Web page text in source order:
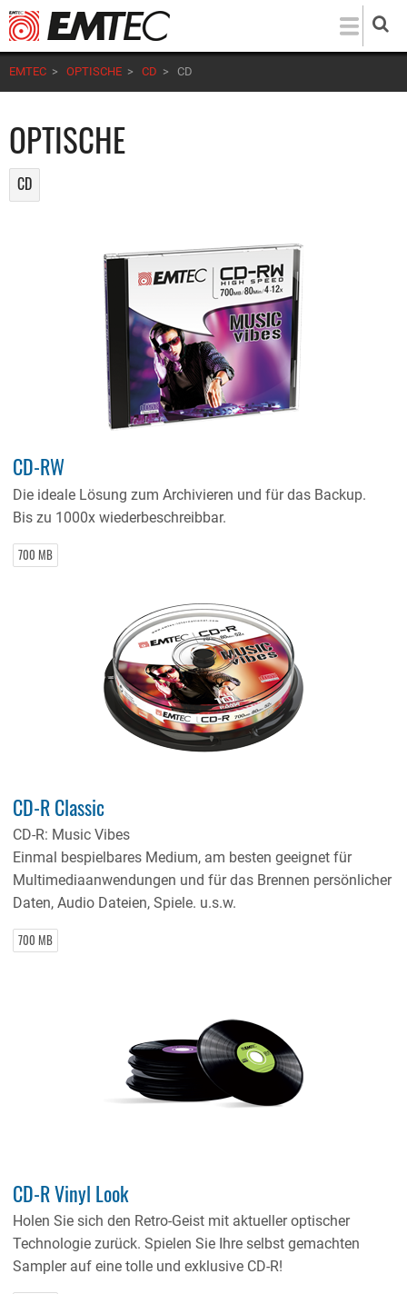
Direkt
zum
Inhalt
EMTEC > OPTISCHE > CD > CD
OPTISCHE
CD
CD-RW
Die ideale Lösung zum Archivieren und für das Backup.
Bis zu 1000x wiederbeschreibbar.
700 MB
CD-R Classic
CD-R: Music Vibes
Einmal bespielbares Medium, am besten geeignet für
Multimediaanwendungen und für das Brennen persönlicher
Daten, Audio Dateien, Spiele. u.s.w.
700 MB
CD-R Vinyl Look
Holen Sie sich den Retro-Geist mit aktueller optischer
Technologie zurück. Spielen Sie Ihre selbst gemachten
Sampler auf eine tolle und exklusive CD-R!